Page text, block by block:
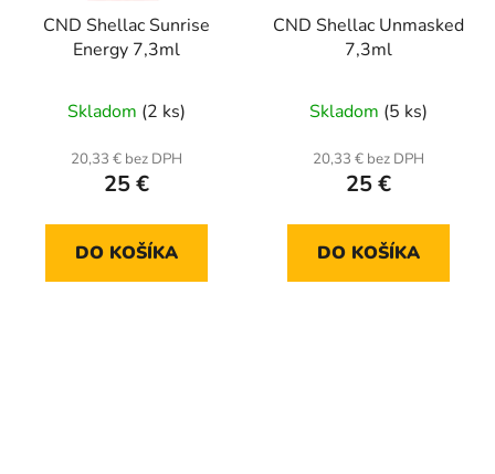
CND Shellac Sunrise
Energy 7,3ml
Skladom (2 ks)
20,33 € bez DPH
25 €
DO KOŠÍKA
CND Shellac Unmasked
7,3ml
Skladom (5 ks)
20,33 € bez DPH
25 €
DO KOŠÍKA